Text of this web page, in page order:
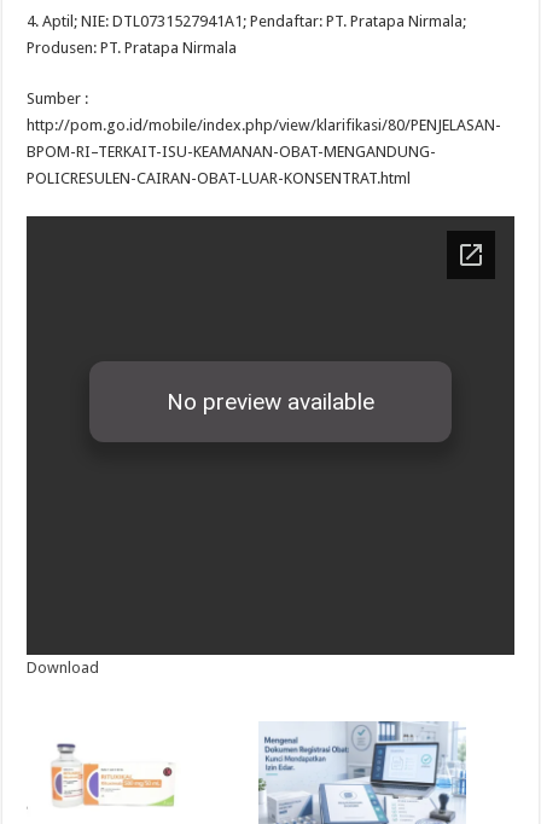
4. Aptil; NIE: DTL0731527941A1; Pendaftar: PT. Pratapa Nirmala;
Produsen: PT. Pratapa Nirmala
Sumber :
http://pom.go.id/mobile/index.php/view/klarifikasi/80/PENJELASAN-
BPOM-RI–TERKAIT-ISU-KEAMANAN-OBAT-MENGANDUNG-
POLICRESULEN-CAIRAN-OBAT-LUAR-KONSENTRAT.html
Download